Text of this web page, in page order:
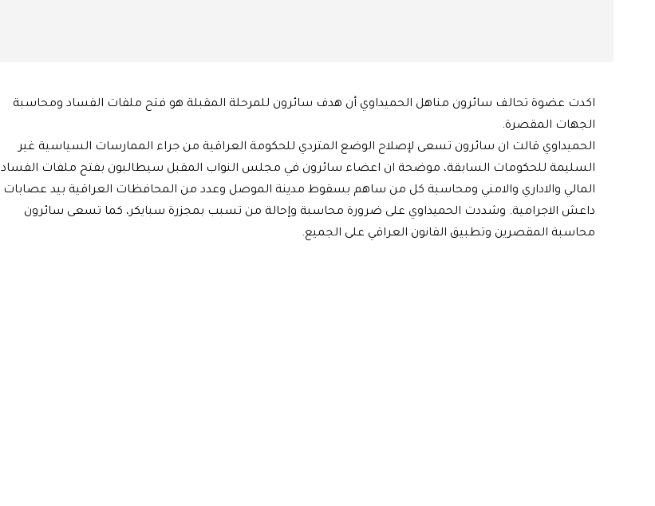
اكدت عضوة تحالف سائرون مناهل الحميداوي أن هدف سائرون للمرحلة المقبلة هو فتح ملفات الفساد ومحاسبة
الجهات المقصرة.
الحميداوي قالت ان سائرون تسعى لإصلاح الوضع المتردي للحكومة العراقية من جراء الممارسات السياسية غير
السليمة للحكومات السابقة، موضحة ان اعضاء سائرون في مجلس النواب المقبل سيطالبون بفتح ملفات الفساد
المالي والاداري والامني ومحاسبة كل من ساهم بسقوط مدينة الموصل وعدد من المحافظات العراقية بيد عصابات
داعش الاجرامية. وشددت الحميداوي على ضرورة محاسبة وإحالة من تسبب بمجزرة سبايكر، كما تسعى سائرون
محاسبة المقصرين وتطبيق القانون العراقي على الجميع.